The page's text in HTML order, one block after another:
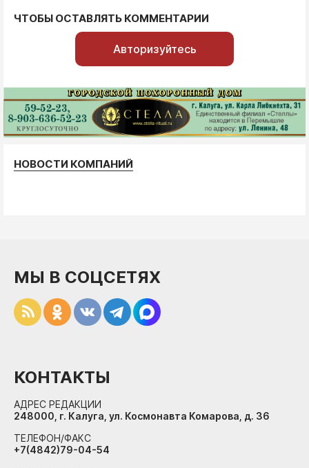
ЧТОБЫ ОСТАВЛЯТЬ КОММЕНТАРИИ
Авторизуйтесь
НОВОСТИ КОМПАНИЙ
МЫ В СОЦСЕТЯХ
КОНТАКТЫ
АДРЕС РЕДАКЦИИ
248000, г. Калуга, ул. Космонавта Комарова, д. 36
ТЕЛЕФОН/ФАКС
+7(4842)79-04-54